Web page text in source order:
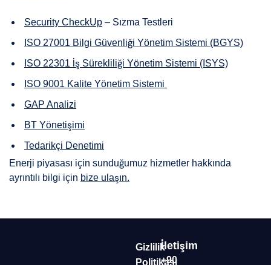
Security CheckUp – Sızma Testleri
ISO 27001 Bilgi Güvenliği Yönetim Sistemi (BGYS)
ISO 22301 İş Sürekliliği Yönetim Sistemi (ISYS)
ISO 9001 Kalite Yönetim Sistemi
GAP Analizi
BT Yönetişimi
Tedarikçi Denetimi
Enerji piyasası için sunduğumuz hizmetler hakkında
ayrıntılı bilgi için bize ulaşın.
Gizlilik
Politikası
İletişim
+90